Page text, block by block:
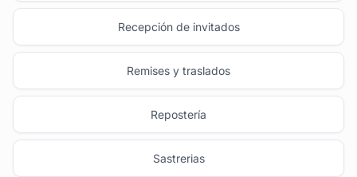
Recepción de invitados
Remises y traslados
Repostería
Sastrerias